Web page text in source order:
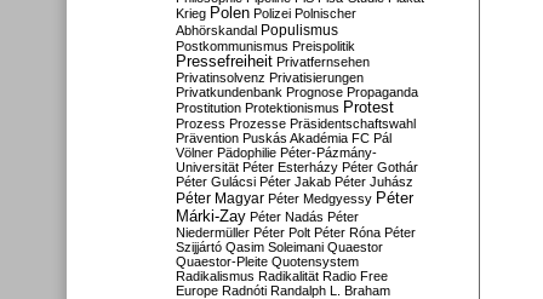
Krieg Polen Polizei Polnischer
Abhörskandal Populismus
Postkommunismus Preispolitik
Pressefreiheit Privatfernsehen
Privatinsolvenz Privatisierungen
Privatkundenbank Prognose Propaganda
Prostitution Protektionismus Protest
Prozess Prozesse Präsidentschaftswahl
Prävention Puskás Akadémia FC Pál
Völner Pädophilie Péter-Pázmány-
Universität Péter Esterházy Péter Gothár
Péter Gulácsi Péter Jakab Péter Juhász
Péter Magyar Péter Medgyessy Péter
Márki-Zay Péter Nadás Péter
Niedermüller Péter Polt Péter Róna Péter
Szijjártó Qasim Soleimani Quaestor
Quaestor-Pleite Quotensystem
Radikalismus Radikalität Radio Free
Europe Radnóti Randalph L. Braham